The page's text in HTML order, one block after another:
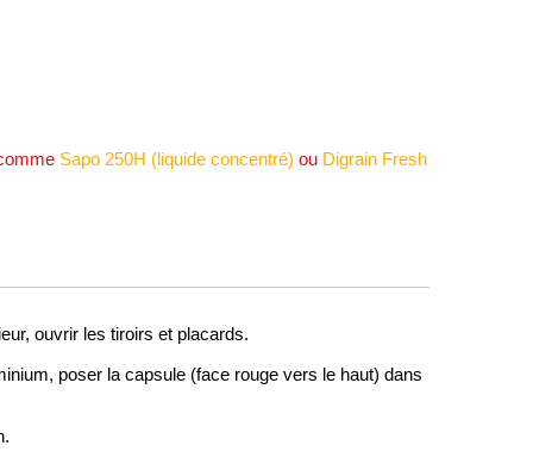
Sapo 250H (liquide concentré) ou Digrain Fresh
ouvrir les tiroirs et placards.
poser la capsule (face rouge vers le haut) dans